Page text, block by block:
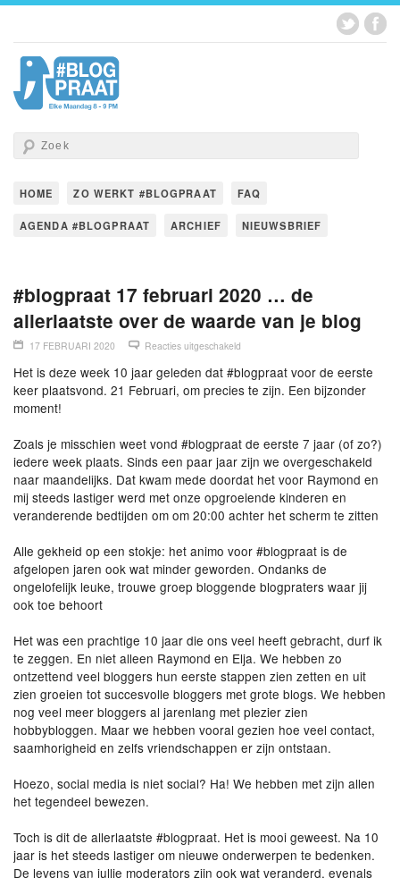
HOME ZO WERKT #BLOGPRAAT FAQ
AGENDA #BLOGPRAAT ARCHIEF NIEUWSBRIEF
#blogpraat 17 februari 2020 … de
allerlaatste over de waarde van je blog
17 FEBRUARI 2020 Reacties uitgeschakeld
Het is deze week 10 jaar geleden dat #blogpraat voor de eerste
keer plaatsvond. 21 Februari, om precies te zijn. Een bijzonder
moment!
Zoals je misschien weet vond #blogpraat de eerste 7 jaar (of zo?)
iedere week plaats. Sinds een paar jaar zijn we overgeschakeld
naar maandelijks. Dat kwam mede doordat het voor Raymond en
mij steeds lastiger werd met onze opgroeiende kinderen en
veranderende bedtijden om om 20:00 achter het scherm te zitten
Alle gekheid op een stokje: het animo voor #blogpraat is de
afgelopen jaren ook wat minder geworden. Ondanks de
ongelofelijk leuke, trouwe groep bloggende blogpraters waar jij
ook toe behoort ️
Het was een prachtige 10 jaar die ons veel heeft gebracht, durf ik
te zeggen. En niet alleen Raymond en Elja. We hebben zo
ontzettend veel bloggers hun eerste stappen zien zetten en uit
zien groeien tot succesvolle bloggers met grote blogs. We hebben
nog veel meer bloggers al jarenlang met plezier zien
hobbybloggen. Maar we hebben vooral gezien hoe veel contact,
saamhorigheid en zelfs vriendschappen er zijn ontstaan.
Hoezo, social media is niet social? Ha! We hebben met zijn allen
het tegendeel bewezen.
Toch is dit de allerlaatste #blogpraat. Het is mooi geweest. Na 10
jaar is het steeds lastiger om nieuwe onderwerpen te bedenken.
De levens van jullie moderators zijn ook wat veranderd, evenals